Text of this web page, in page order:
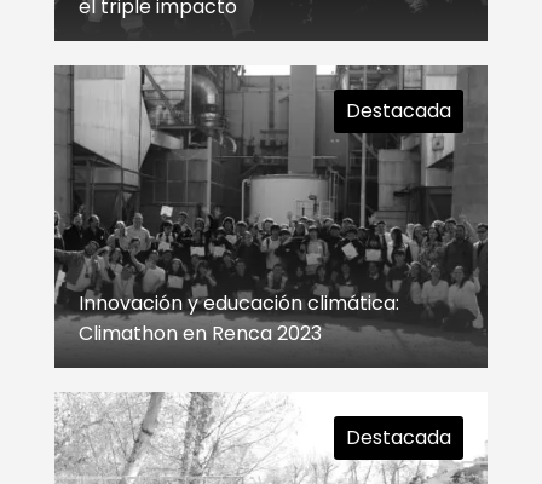
el triple impacto
Innovación y educación climática:
Climathon en Renca 2023
Destacada
Destacada